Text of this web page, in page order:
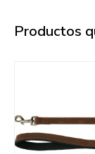
Productos